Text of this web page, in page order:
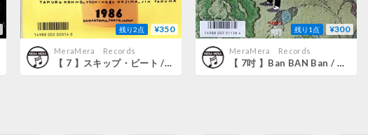
残り2点 ¥350
MeraMera Records
【 7 】スキップ・ビート / KUWATA BAND
残り1点 ¥300
MeraMera Records
【 7吋 】Ban BAN Ban / KUWATA BAND